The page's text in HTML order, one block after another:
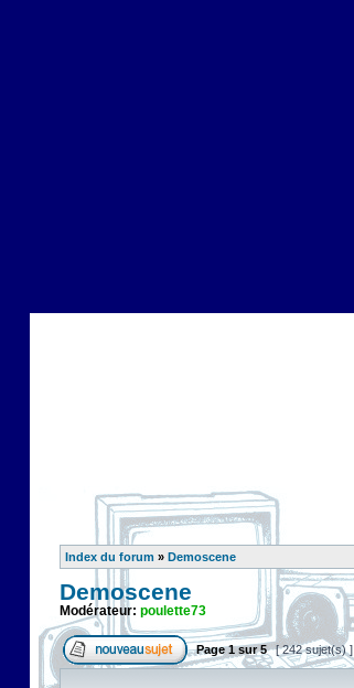
Index du forum » Demoscene
Demoscene
Modérateur: poulette73
Page1sur5 [ 242 sujet(s) ]